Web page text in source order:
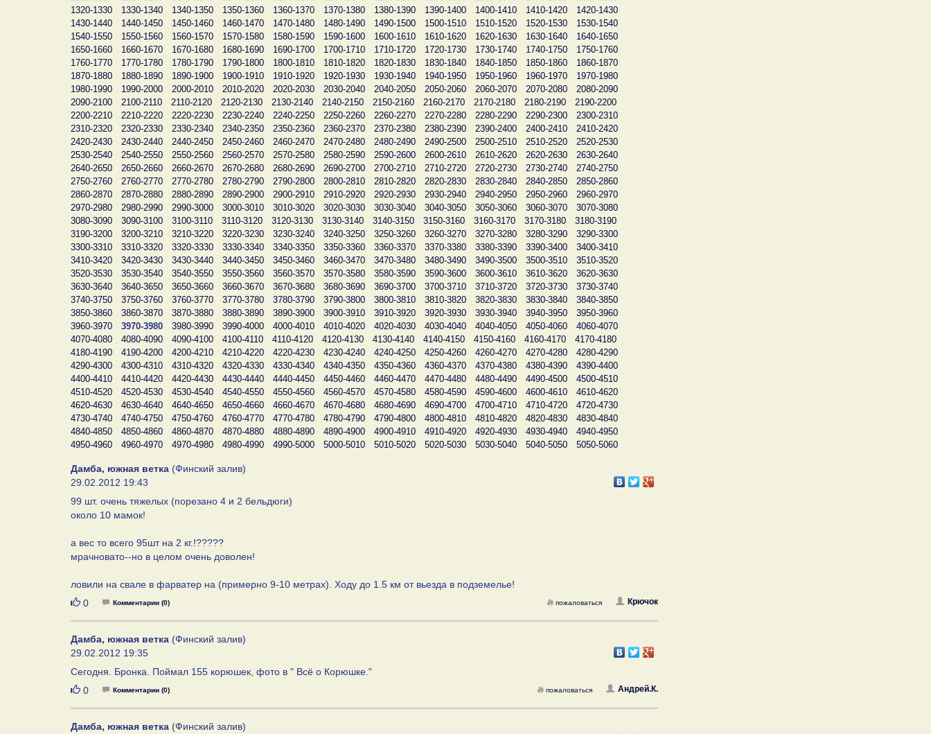
1320-1330
1330-1340 1340-1350 1350-1360 1360-1370 1370-1380 1380-1390 1390-1400 1400-1410 1410-1420
1420-1430
1430-1440
1440-1450 1450-1460 1460-1470 1470-1480 1480-1490 1490-1500 1500-1510 1510-1520 1520-1530
1530-1540
1540-1550
1550-1560 1560-1570 1570-1580 1580-1590 1590-1600 1600-1610 1610-1620 1620-1630 1630-1640
1640-1650
1650-1660
1660-1670 1670-1680 1680-1690 1690-1700 1700-1710 1710-1720 1720-1730 1730-1740 1740-1750
1750-1760
1760-1770
1770-1780 1780-1790 1790-1800 1800-1810 1810-1820 1820-1830 1830-1840 1840-1850 1850-1860
1860-1870
1870-1880
1880-1890 1890-1900 1900-1910 1910-1920 1920-1930 1930-1940 1940-1950 1950-1960 1960-1970
1970-1980
1980-1990
1990-2000 2000-2010 2010-2020 2020-2030 2030-2040 2040-2050 2050-2060 2060-2070 2070-2080
2080-2090
2090-2100
2100-2110 2110-2120 2120-2130 2130-2140 2140-2150 2150-2160 2160-2170 2170-2180 2180-2190
2190-2200
2200-2210
2210-2220 2220-2230 2230-2240 2240-2250 2250-2260 2260-2270 2270-2280 2280-2290 2290-2300
2300-2310
2310-2320
2320-2330 2330-2340 2340-2350 2350-2360 2360-2370 2370-2380 2380-2390 2390-2400 2400-2410
2410-2420
2420-2430
2430-2440 2440-2450 2450-2460 2460-2470 2470-2480 2480-2490 2490-2500 2500-2510 2510-2520
2520-2530
2530-2540
2540-2550 2550-2560 2560-2570 2570-2580 2580-2590 2590-2600 2600-2610 2610-2620 2620-2630
2630-2640
2640-2650
2650-2660 2660-2670 2670-2680 2680-2690 2690-2700 2700-2710 2710-2720 2720-2730 2730-2740
2740-2750
2750-2760
2760-2770 2770-2780 2780-2790 2790-2800 2800-2810 2810-2820 2820-2830 2830-2840 2840-2850
2850-2860
2860-2870
2870-2880 2880-2890 2890-2900 2900-2910 2910-2920 2920-2930 2930-2940 2940-2950 2950-2960
2960-2970
2970-2980
2980-2990 2990-3000 3000-3010 3010-3020 3020-3030 3030-3040 3040-3050 3050-3060 3060-3070
3070-3080
3080-3090
3090-3100 3100-3110 3110-3120 3120-3130 3130-3140 3140-3150 3150-3160 3160-3170 3170-3180
3180-3190
3190-3200
3200-3210 3210-3220 3220-3230 3230-3240 3240-3250 3250-3260 3260-3270 3270-3280 3280-3290
3290-3300
3300-3310
3310-3320 3320-3330 3330-3340 3340-3350 3350-3360 3360-3370 3370-3380 3380-3390 3390-3400
3400-3410
3410-3420
3420-3430 3430-3440 3440-3450 3450-3460 3460-3470 3470-3480 3480-3490 3490-3500 3500-3510
3510-3520
3520-3530
3530-3540 3540-3550 3550-3560 3560-3570 3570-3580 3580-3590 3590-3600 3600-3610 3610-3620
3620-3630
3630-3640
3640-3650 3650-3660 3660-3670 3670-3680 3680-3690 3690-3700 3700-3710 3710-3720 3720-3730
3730-3740
3740-3750
3750-3760 3760-3770 3770-3780 3780-3790 3790-3800 3800-3810 3810-3820 3820-3830 3830-3840
3840-3850
3850-3860
3860-3870 3870-3880 3880-3890 3890-3900 3900-3910 3910-3920 3920-3930 3930-3940 3940-3950
3950-3960
3960-3970
3970-3980 3980-3990 3990-4000 4000-4010 4010-4020 4020-4030 4030-4040 4040-4050 4050-4060
4060-4070
4070-4080
4080-4090 4090-4100 4100-4110 4110-4120 4120-4130 4130-4140 4140-4150 4150-4160 4160-4170
4170-4180
4180-4190
4190-4200 4200-4210 4210-4220 4220-4230 4230-4240 4240-4250 4250-4260 4260-4270 4270-4280
4280-4290
4290-4300
4300-4310 4310-4320 4320-4330 4330-4340 4340-4350 4350-4360 4360-4370 4370-4380 4380-4390
4390-4400
4400-4410
4410-4420 4420-4430 4430-4440 4440-4450 4450-4460 4460-4470 4470-4480 4480-4490 4490-4500
4500-4510
4510-4520
4520-4530 4530-4540 4540-4550 4550-4560 4560-4570 4570-4580 4580-4590 4590-4600 4600-4610
4610-4620
4620-4630
4630-4640 4640-4650 4650-4660 4660-4670 4670-4680 4680-4690 4690-4700 4700-4710 4710-4720
4720-4730
4730-4740
4740-4750 4750-4760 4760-4770 4770-4780 4780-4790 4790-4800 4800-4810 4810-4820 4820-4830
4830-4840
4840-4850
4850-4860 4860-4870 4870-4880 4880-4890 4890-4900 4900-4910 4910-4920 4920-4930 4930-4940
4940-4950
4950-4960
4960-4970 4970-4980 4980-4990 4990-5000 5000-5010 5010-5020 5020-5030 5030-5040 5040-5050 5050-5060
Дамба, южная ветка (Финский залив)
29.02.2012 19:43
99 шт. очень тяжелых (порезано 4 и 2 бельдюги)
около 10 мамок!
а вес то всего 95шт на 2 кг.!?????
мрачновато--но в целом очень доволен!
ловили на свале в фарватер на (примерно 9-10 метрах). Ходу до 1.5 км от вьезда в подземелье!
Нравится
0 Комментарии (0) Крючок
пожаловаться
Дамба, южная ветка (Финский залив)
29.02.2012 19:35
Сегодня. Бронка. Поймал 155 корюшек, фото в " Всё о Корюшке."
Нравится
0 Комментарии (0) Андрей.К.
пожаловаться
Дамба, южная ветка (Финский залив)